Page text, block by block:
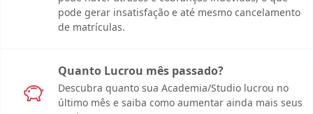
pode gerar insatisfação e até mesmo cancelamento
de matrículas.
Quanto Lucrou mês passado?
Descubra quanto sua Academia/Studio lucrou no
último mês e saiba como aumentar ainda mais seus